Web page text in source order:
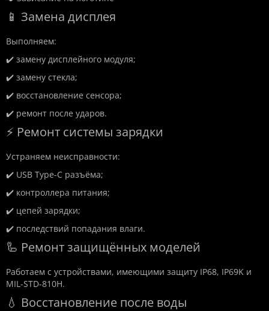
📱 Замена дисплея
Выполняем:
✔️ замену дисплейного модуля;
✔️ замену стекла;
✔️ восстановление сенсора;
✔️ ремонт после ударов.
⚡ Ремонт системы зарядки
Устраняем неисправности:
✔️ USB Type-C разъёма;
✔️ контроллера питания;
✔️ цепей зарядки;
✔️ последствий попадания влаги.
🦾 Ремонт защищённых моделей
Работаем с устройствами, имеющими защиту IP68, IP69K и
MIL-STD-810H.
💧 Восстановление после воды